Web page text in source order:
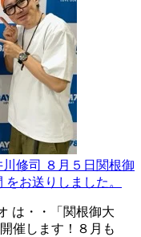
修司 ８月５日関根御
お送りしました。
は・・「関根御大
催します！８月も